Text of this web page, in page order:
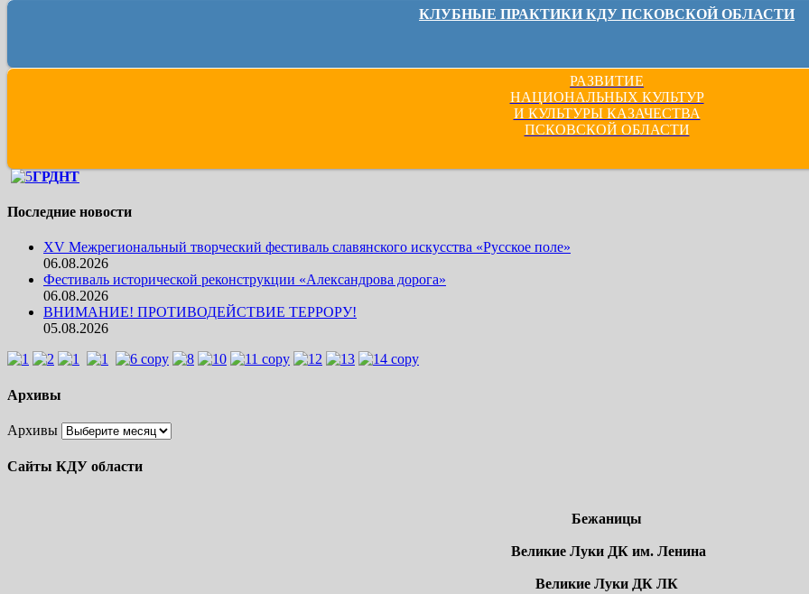
КЛУБНЫЕ ПРАКТИКИ КДУ ПСКОВСКОЙ ОБЛАСТИ
РАЗВИТИЕ
НАЦИОНАЛЬНЫХ КУЛЬТУР
И КУЛЬТУРЫ КАЗАЧЕСТВА
ПСКОВСКОЙ ОБЛАСТИ
ГРДНТ
Последние новости
XV Межрегиональный творческий фестиваль славянского искусства «Русское поле»
06.08.2026
Фестиваль исторической реконструкции «Александрова дорога»
06.08.2026
ВНИМАНИЕ! ПРОТИВОДЕЙСТВИЕ ТЕРРОРУ!
05.08.2026
Архивы
Архивы
Сайты КДУ области
Бежаницы
Великие Луки ДК им. Ленина
Великие Луки ДК ЛК